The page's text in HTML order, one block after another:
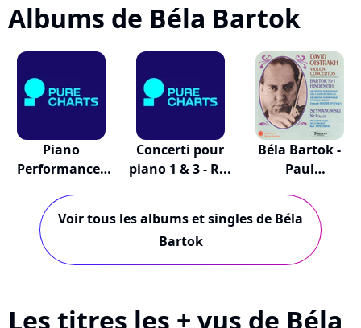
Albums de Béla Bartok
Piano
Performances
Concerti pour
piano 1 & 3 - R...
Béla Bartok -
Paul
Voir tous les albums et singles de Béla
Bartok
Les titres les + vus de Béla